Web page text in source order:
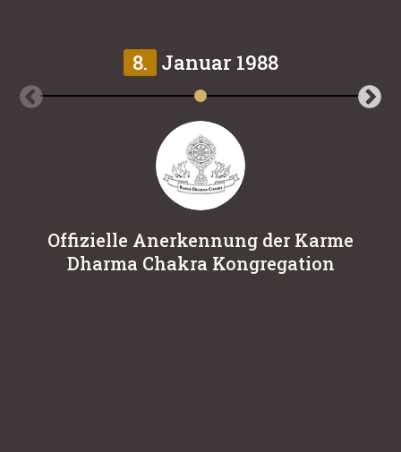
Offizielle Anerkennung der Karme
Dharma Chakra Kongregation
8. Januar 1988